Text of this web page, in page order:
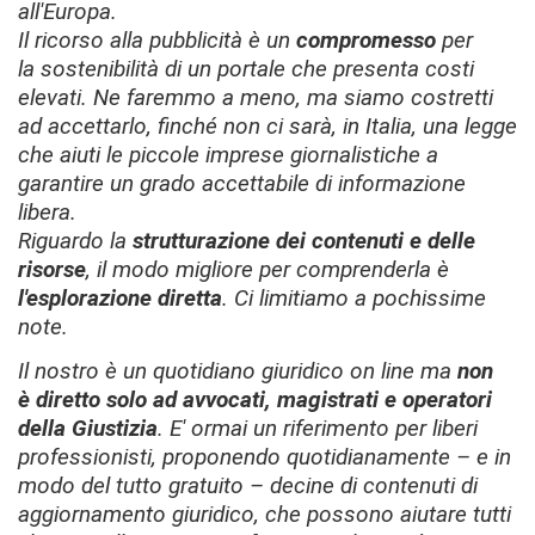
all'Europa.
Il ricorso alla pubblicità è un compromesso per
la sostenibilità di un portale che presenta costi
elevati. Ne faremmo a meno, ma siamo costretti
ad accettarlo, finché non ci sarà, in Italia, una legge
che aiuti le piccole imprese giornalistiche a
garantire un grado accettabile diinformazione
libera.
Riguardo la strutturazione dei contenuti e delle
risorse, il modo migliore per comprenderla è
l'esplorazione diretta. Ci limitiamo a pochissime
note.
Il nostro è un quotidiano giuridico on line ma non
è diretto solo ad avvocati, magistrati e operatori
della Giustizia. E' ormai un riferimento perliberi
professionisti, proponendo quotidianamente – e in
modo del tutto gratuito – decine di contenuti di
aggiornamento giuridico, che possono aiutare tutti